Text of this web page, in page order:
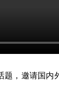
，邀请国